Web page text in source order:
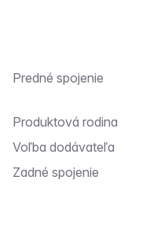
Predné spojenie
Produktová rodina
Voľba dodávateľa
Zadné spojenie